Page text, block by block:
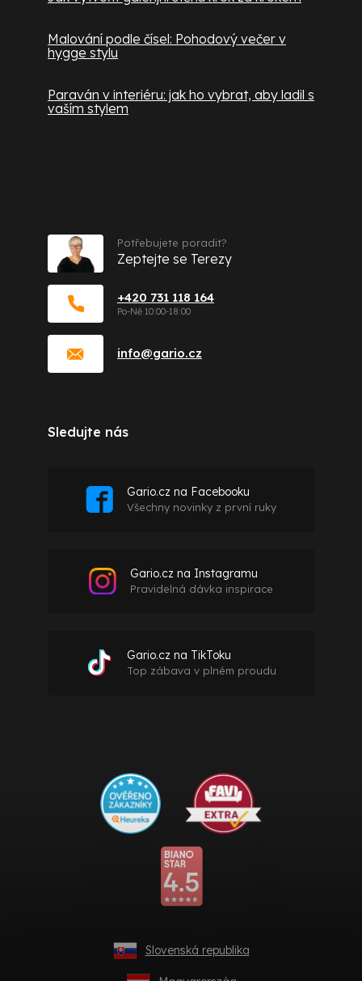
Malování podle čísel: Pohodový večer v
hygge stylu
Paraván v interiéru: jak ho vybrat, aby ladil s
vaším stylem
info@gario.cz
+420 731 118 164
Potřebujete poradit?
Zeptejte se Terezy
Sledujte nás
Gario.cz na Facebooku
Všechny novinky z první ruky
Gario.cz na Instagramu
Pravidelná dávka inspirace
Gario.cz na TikToku
Top zábava v plném proudu
Slovenská republika